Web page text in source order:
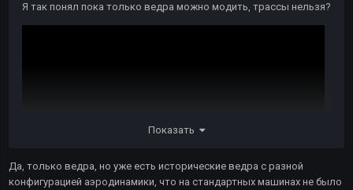
Я так понял пока только ведра можно модить, трассы нельзя?
Показать
Да, только ведра, но уже есть исторические ведра с разной
конфигурацией аэродинамики, что на стандартных машинах не было